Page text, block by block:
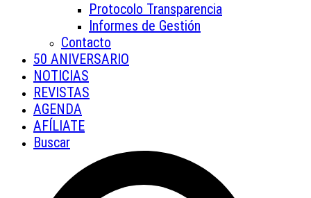
Protocolo Transparencia
Informes de Gestión
Contacto
50 ANIVERSARIO
NOTICIAS
REVISTAS
AGENDA
AFÍLIATE
Buscar